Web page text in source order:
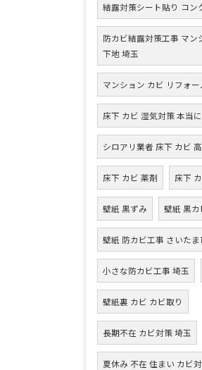
結露対策シート貼り コン
防カビ結露対策工事 マン
下地 埼玉
マンション カビ リフォー
床下 カビ 湿気対策 本当
シロアリ業者 床下 カビ
床下 カビ 薬剤 床下
壁紙 黒ずみ 壁紙 黒カ
壁紙 防カビ工事 さいたま
小さな防カビ工事 埼玉
壁紙裏 カビ カビ取り
長期不在 カビ対策 埼玉
夏休み 不在 住まい カビ